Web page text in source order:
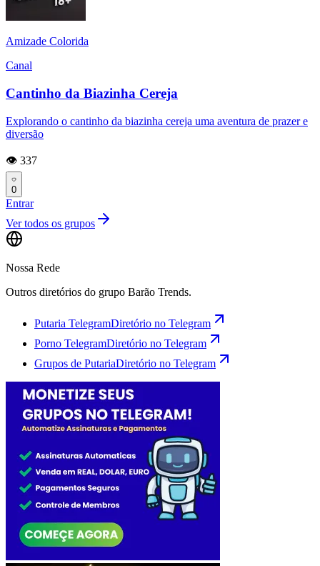
Amizade Colorida
Canal
Cantinho da Biazinha Cereja
Explorando o cantinho da biazinha cereja uma aventura de prazer e
diversão
👁️ 337
0
Entrar
Ver todos os grupos
Nossa Rede
Outros diretórios do grupo Barão Trends.
Putaria TelegramDiretório no Telegram
Porno TelegramDiretório no Telegram
Grupos de PutariaDiretório no Telegram